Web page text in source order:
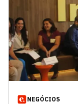
NEGÓCIOS